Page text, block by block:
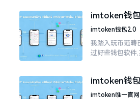
imtoken钱
一文说清楚
imtoken钱包2.0
我踏入玩币范畴
过好些钱包软件
imtoken钱
账提现全攻略
imtoken唯一官网